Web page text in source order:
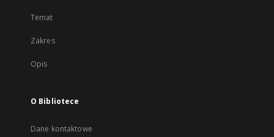
Temat
Zakres
Opis
O Bibliotece
Dane kontaktowe